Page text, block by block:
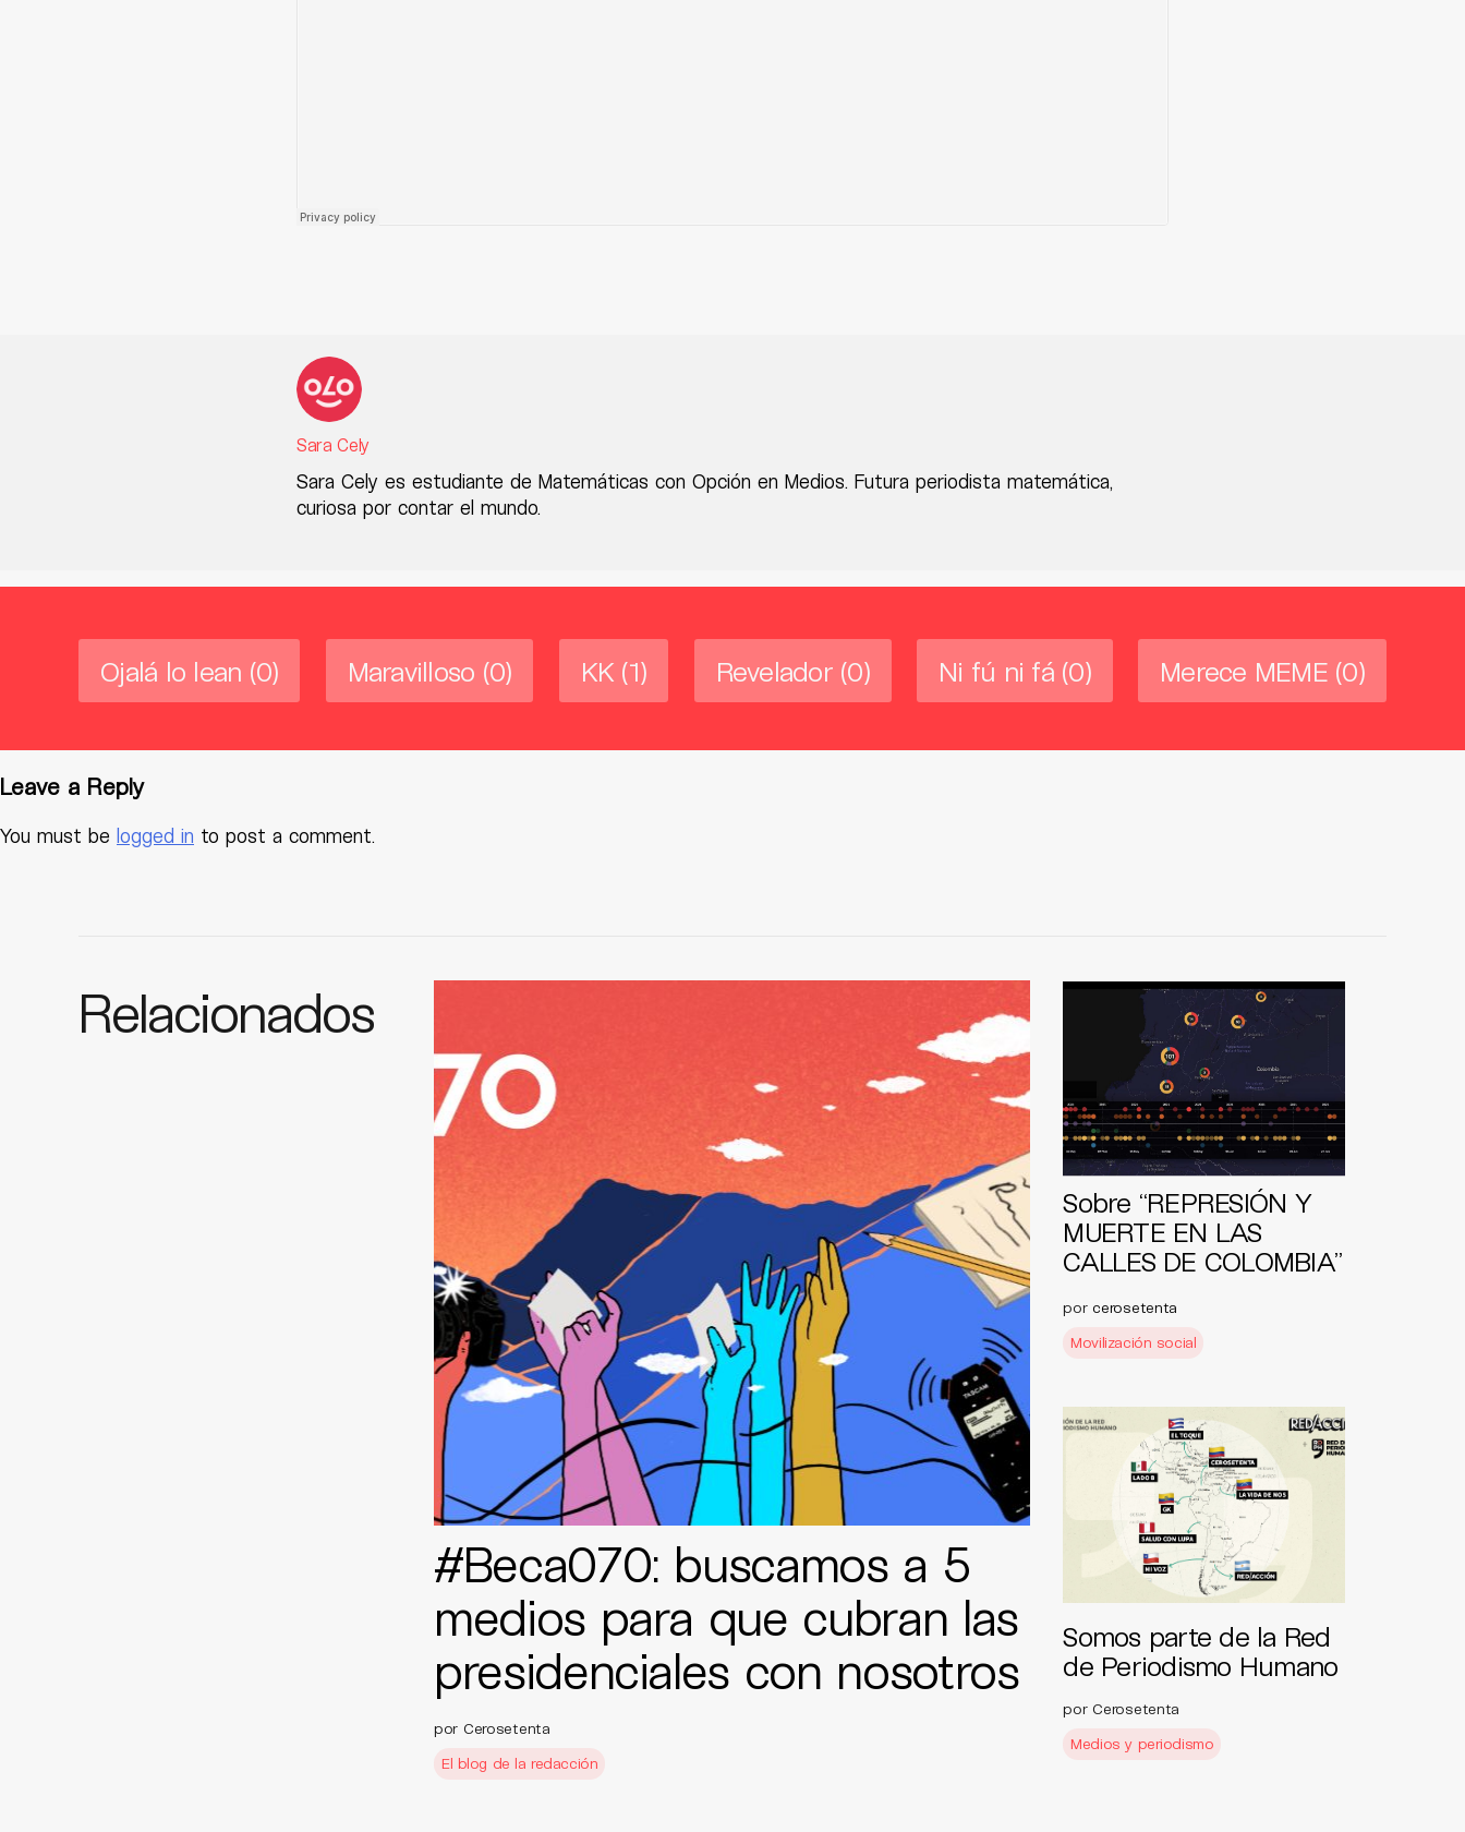
Sara Cely
Sara Cely es estudiante de Matemáticas con Opción en Medios. Futura periodista matemática,
curiosa por contar el mundo.
Ojalá lo lean (0) Maravilloso (0) KK (1) Revelador (0) Ni fú ni fá (0) Merece MEME (0)
Leave a Reply
You must be logged in to post a comment.
Relacionados
#Beca070: buscamos a 5
medios para que cubran las
presidenciales con nosotros
por Cerosetenta
El blog de la redacción
Sobre “REPRESIÓN Y
MUERTE EN LAS
CALLES DE COLOMBIA”
por cerosetenta
Movilización social
Somos parte de la Red
de Periodismo Humano
por Cerosetenta
Medios y periodismo